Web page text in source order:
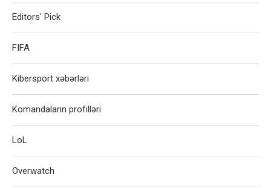
Editors' Pick
FIFA
Kibersport xəbərləri
Komandaların profilləri
LoL
Overwatch